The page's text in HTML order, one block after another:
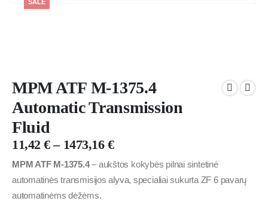
SALE
MPM ATF M-1375.4
Automatic Transmission
Fluid
11,42€ – 1473,16€
MPM ATF M-1375.4– aukštos kokybės pilnai sintetinė
automatinės transmisijos alyva, specialiai sukurta ZF 6 pavarų
automatinėms dėžėms.